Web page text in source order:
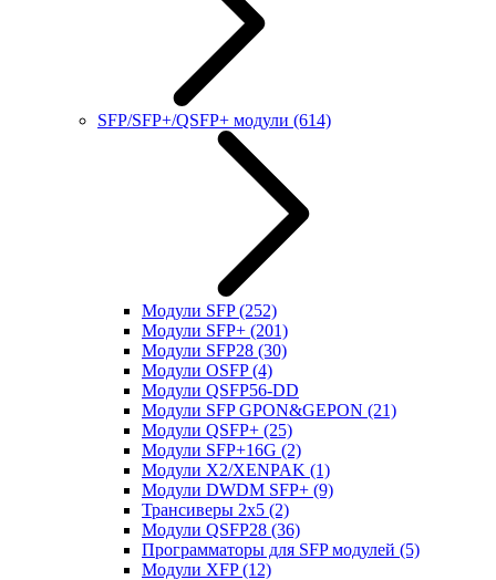
SFP/SFP+/QSFP+ модули (614)
Модули SFP(252)
Модули SFP+ (201)
Модули SFP28 (30)
Модули OSFP(4)
Модули QSFP56-DD
Модули SFP GPON&GEPON (21)
Модули QSFP+ (25)
Модули SFP+16G (2)
Модули X2/XENPAK (1)
Модули DWDM SFP+ (9)
Трансиверы 2x5 (2)
Модули QSFP28 (36)
Программаторы для SFP модулей (5)
Модули XFP(12)